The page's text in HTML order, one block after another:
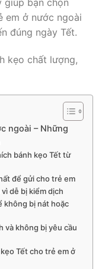
giúp bạn chọn
em ở nước ngoài
đúng ngày Tết.
ngoài – Những
bánh kẹo Tết từ
để gửi cho trẻ em
dễ bị kiểm dịch
không bị nát hoặc
và không bị yêu cầu
Tết cho trẻ em ở